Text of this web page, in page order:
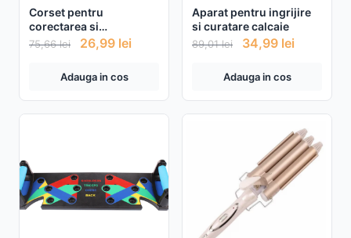
Corset pentru
corectarea si
indreptarea coloanei si
a umerilor cu senzor
75,66lei 26,99 lei
Adauga in cos
Aparat pentru ingrijire
si curatare calcaie
89,01lei 34,99 lei
Adauga in cos